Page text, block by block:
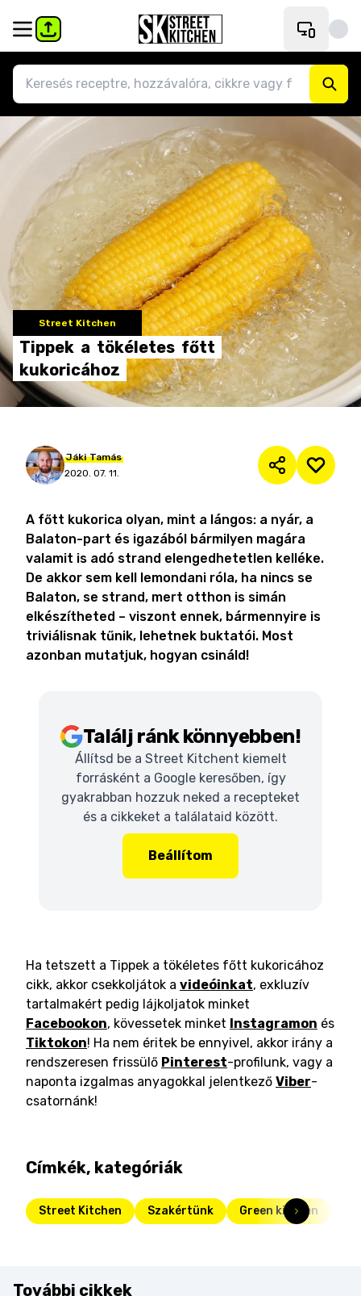
Street Kitchen
Tippek a tökéletes főtt
kukoricához
Jáki Tamás
2020. 07. 11.
A főtt kukorica olyan, mint a lángos: a nyár, a
Balaton-part és igazából bármilyen magára
valamit is adó strand elengedhetetlen kelléke.
De akkor sem kell lemondani róla, ha nincs se
Balaton, se strand, mert otthon is simán
elkészítheted – viszont ennek, bármennyire is
triviálisnak tűnik, lehetnek buktatói. Most
azonban mutatjuk, hogyan csináld!
Találj ránk könnyebben!
Állítsd be a Street Kitchent kiemelt
forrásként a Google keresőben, így
gyakrabban hozzuk neked a recepteket
és a cikkeket a találataid között.
Beállítom
Ha tetszett a Tippek a tökéletes főtt kukoricához
cikk, akkor csekkoljátok a videóinkat, exkluzív
tartalmakért pedig lájkoljatok minket
Facebookon, kövessetek minket Instagramon és
Tiktokon! Ha nem éritek be ennyivel, akkor irány a
rendszeresen frissülő Pinterest-profilunk, vagy a
naponta izgalmas anyagokkal jelentkező Viber-
csatornánk!
Címkék, kategóriák
Street Kitchen Szakértünk Green kitchen
További cikkek